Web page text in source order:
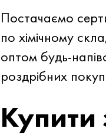
Постачаємо
по хімічному
оптом будь-
роздрібних